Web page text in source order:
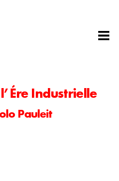
Industrielle
Pauleit